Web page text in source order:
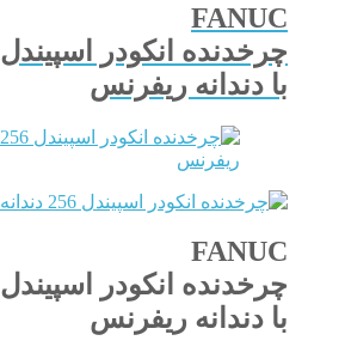
FANUC
چرخدنده انکودر اسپیندل 256 دندانه
با دندانه ریفرنس
FANUC
چرخدنده انکودر اسپیندل 256 دندانه
با دندانه ریفرنس